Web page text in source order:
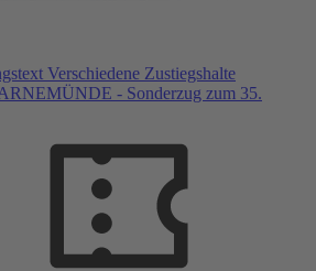
Verschiedene Zustiegshalte
- Sonderzug zum 35.